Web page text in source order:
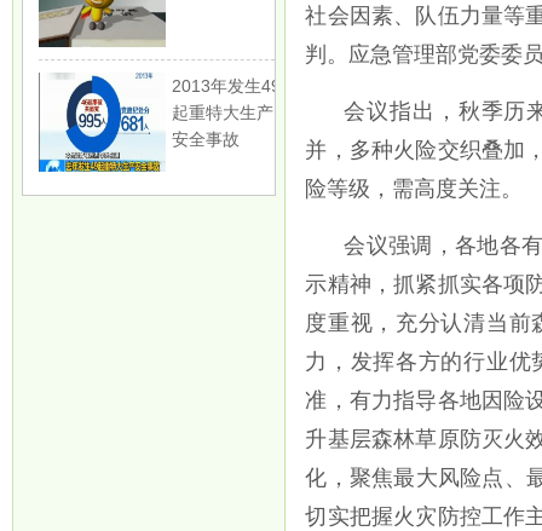
2013年发生49
起重特大生产
安全事故
社会因素、队伍力量等
判。应急管理部党委委
会议指出，秋季历
并，多种火险交织叠加
险等级，需高度关注。
会议强调，各地各
示精神，抓紧抓实各项
度重视，充分认清当前
力，发挥各方的行业优
准，有力指导各地因险
升基层森林草原防灭火
化，聚焦最大风险点、
切实把握火灾防控工作